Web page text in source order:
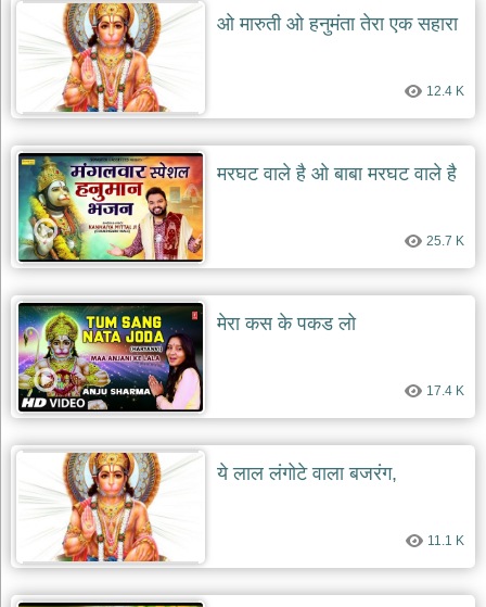
ओ मारुती ओ हनुमंता तेरा एक सहारा
12.4 K
मरघट वाले है ओ बाबा मरघट वाले है
25.7 K
मेरा कस के पकड लो
17.4 K
ये लाल लंगोटे वाला बजरंग,
11.1 K